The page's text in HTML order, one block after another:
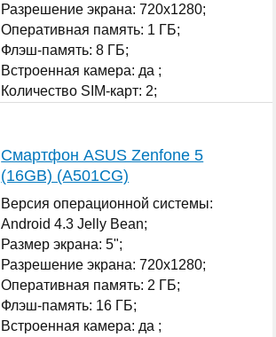
Разрешение экрана: 720x1280;
Оперативная память: 1 ГБ;
Флэш-память: 8 ГБ;
Встроенная камера: да ;
Количество SIM-карт: 2;
Смартфон ASUS Zenfone 5
(16GB) (A501CG)
Версия операционной системы:
Android 4.3 Jelly Bean;
Размер экрана: 5";
Разрешение экрана: 720x1280;
Оперативная память: 2 ГБ;
Флэш-память: 16 ГБ;
Встроенная камера: да ;